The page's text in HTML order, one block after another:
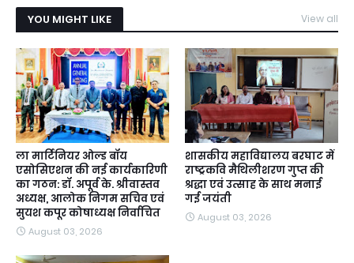
YOU MIGHT LIKE View all
ला मार्टिनियर ओल्ड बॉय
एसोसिएशन की नई कार्यकारिणी
का गठन: डॉ. अपूर्व के. श्रीवास्तव
अध्यक्ष, आलोक निगम सचिव एवं
सुयश कपूर कोषाध्यक्ष निर्वाचित
August 03, 2026
शासकीय महाविद्यालय बरघाट में
राष्ट्रकवि मैथिलीशरण गुप्त की
श्रद्धा एवं उत्साह के साथ मनाई
गई जयंती
August 03, 2026